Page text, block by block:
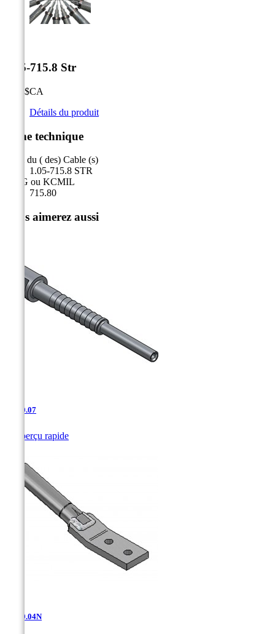
1.05-715.8 Str
0,00 $CA
Détails du produit
Fiche technique
Nom du ( des) Cable (s)
1.05-715.8 STR
AWG ou KCMIL
715.80
Vous aimerez aussi
SD-10.07
Aperçu rapide
AT-10.04N